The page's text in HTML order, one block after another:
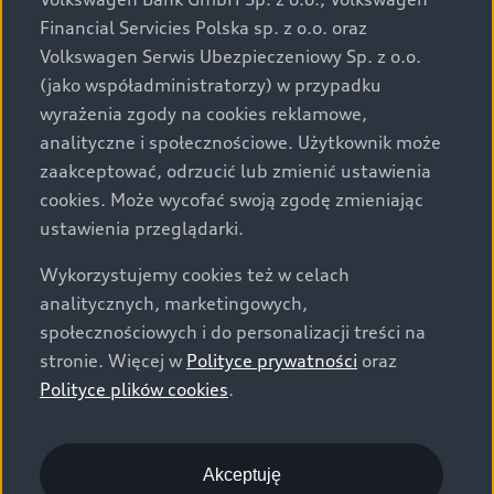
za dopłatą. Wiążące ustalenie ceny, wyposażenia i
specyfikacji pojazdu następują w umowie sprzedaży, a
określenie parametrów technicznych zawiera
świadectwo homologacji typu pojazdu. Zastrzegamy
sobie prawo do zmian i pomyłek. Wszelkie informacje
prezentowane na stronie są aktualne na dzień ich
zamieszczania. W celu uzyskania najnowszych
informacji prosimy kontaktować się z Partnerem Marki
Audi.
Wszystkie produkowane obecnie samochody marki Audi
są wykonywane z materiałów spełniających pod
względem możliwości odzysku i recyklingu wymagania
określone w normie ISO 22628 i są zgodne z
europejskimi świadectwami homologacji wydanymi wg
o.o. podlega obowiązkowi zapewnienia wszystkim
użytkownikom samochodów marki Volkswagen sieci
Financial Servicies Polska sp. z o.o. oraz
Volkswagen Serwis Ubezpieczeniowy Sp. z o.o.
(jako współadministratorzy) w przypadku
wyrażenia zgody na cookies reklamowe,
analityczne i społecznościowe. Użytkownik może
zaakceptować, odrzucić lub zmienić ustawienia
cookies. Może wycofać swoją zgodę zmieniając
ustawienia przeglądarki.
Wykorzystujemy cookies też w celach
analitycznych, marketingowych,
społecznościowych i do personalizacji treści na
stronie. Więcej w Polityce prywatności oraz
Polityce plików cookies.
Akceptuję